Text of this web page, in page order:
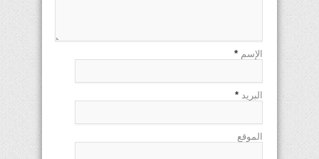
الإسم *
البريد *
الموقع